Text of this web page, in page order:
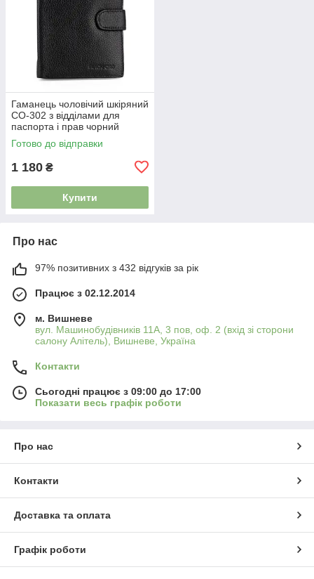
Гаманець чоловічий шкіряний
СО-302 з відділами для
паспорта і прав чорний
Готово до відправки
1 180 ₴
Купити
Про нас
97% позитивних з 432 відгуків за рік
Працює з 02.12.2014
м. Вишневе
вул. Машинобудівників 11А, 3 пов, оф. 2 (вхід зі сторони
салону Алітель), Вишневе, Україна
Контакти
Сьогодні працює з 09:00 до 17:00
Показати весь графік роботи
Про нас
Контакти
Доставка та оплата
Графік роботи